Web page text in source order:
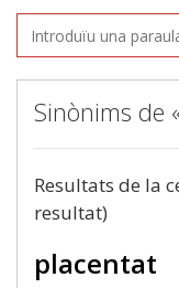
Sinònims de
Resultats de la
resultat)
placentat